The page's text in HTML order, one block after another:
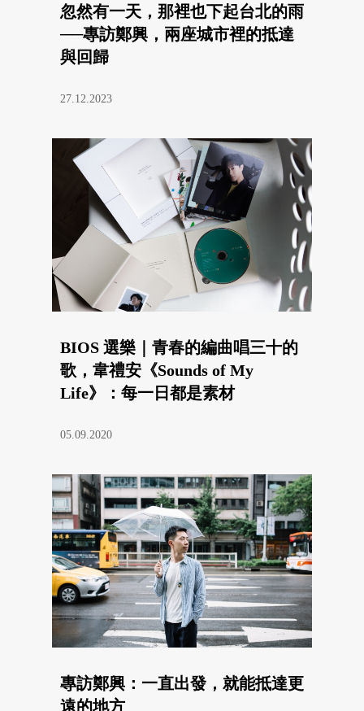
忽然有一天，那裡也下起台北的雨
──專訪鄭興，兩座城市裡的抵達
與回歸
27.12.2023
BIOS 選樂｜青春的編曲唱三十的
歌，韋禮安《Sounds of My
Life》：每一日都是素材
05.09.2020
專訪鄭興：一直出發，就能抵達更
遠的地方